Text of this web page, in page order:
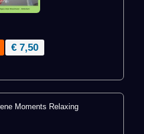
€ 7,50
Moments Relaxing